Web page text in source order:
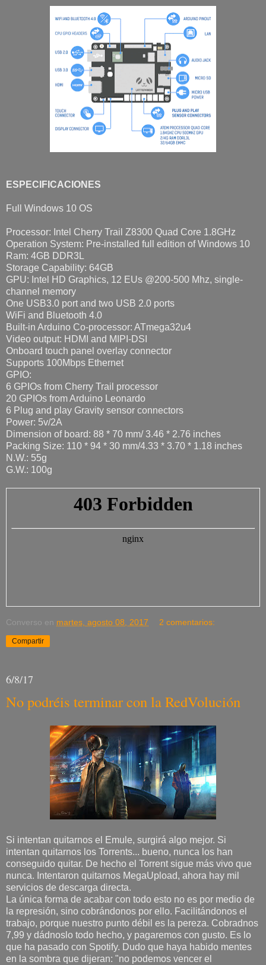
ESPECIFICACIONES
Full Windows 10 OS
Processor: Intel Cherry Trail Z8300 Quad Core 1.8GHz
Operation System: Pre-installed full edition of Windows 10
Ram: 4GB DDR3L
Storage Capability: 64GB
GPU: Intel HD Graphics, 12 EUs @200-500 Mhz, single-
channel memory
One USB3.0 port and two USB 2.0 ports
WiFi and Bluetooth 4.0
Built-in Arduino Co-processor: ATmega32u4
Video output: HDMI and MIPI-DSI
Onboard touch panel overlay connector
Supports 100Mbps Ethernet
GPIO:
6 GPIOs from Cherry Trail processor
20 GPIOs from Arduino Leonardo
6 Plug and play Gravity sensor connectors
Power: 5v/2A
Dimension of board: 88 * 70 mm/ 3.46 * 2.76 inches
Packing Size: 110 * 94 * 30 mm/4.33 * 3.70 * 1.18 inches
N.W.: 55g
G.W.: 100g
Converso en martes, agosto 08, 2017 2 comentarios:
Compartir
6/8/17
No podréis terminar con la RedVolución
Si intentan quitarnos el Emule, surgirá algo mejor. Si
intentan quitarnos los Torrents... bueno, nunca los han
conseguido quitar. De hecho el Torrent sigue más vivo que
nunca. Intentaron quitarnos MegaUpload, ahora hay mil
servicios de descarga directa.
La única forma de acabar con todo esto no es por medio de
la represión, sino cobrándonos por ello. Facilitándonos el
trabajo, porque nuestro punto débil es la pereza. Cobradnos
7,99 y dádnoslo todo hecho, y pagaremos con gusto. Es lo
que ha pasado con Spotify. Dudo que haya habido mentes
en la sombra que dijeran: "no podemos vencer el